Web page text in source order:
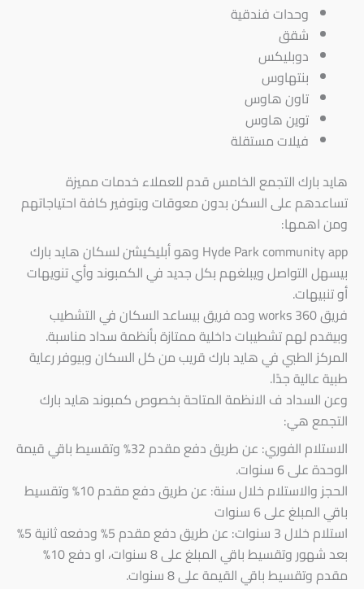
وحدات فندقية
شقق
دوبليكس
بنتهاوس
تاون هاوس
توين هاوس
فيلات مستقلة
هايد بارك التجمع الخامس قدم للعملاء خدمات مميزة
تساعدهم على السكن بدون معوقات وبتوفير كافة احتياجاتهم
ومن اهمها:
Hyde Park community app وهو أبليكيشن لسكان هايد بارك
بيسهل التواصل ويبلغهم بكل جديد في الكمبوند وأي تنويهات
أو تنبيهات.
فريق works 360 وده فريق بيساعد السكان في التشطيب
وبيقدم لهم تشطيبات داخلية ممتازة بأنظمة سداد مناسبة.
المركز الطبي في هايد بارك قريب من كل السكان وبيوفر رعاية
طبية عالية جدًا.
وعن السداد ف الانظمة المتاحة بخصوص كمبوند هايد بارك
التجمع هي:
الاستلام الفوري: عن طريق دفع مقدم 32% وتقسيط باقي قيمة
الوحدة على 6 سنوات.
الحجز والاستلام خلال سنة: عن طريق دفع مقدم 10% وتقسيط
باقي المبلغ على 6 سنوات
استلام خلال 3 سنوات: عن طريق دفع مقدم 5% ودفعه ثانية 5%
بعد شهور وتقسيط باقي المبلغ على 8 سنوات، او دفع 10%
مقدم وتقسيط باقي القيمة على 8 سنوات.